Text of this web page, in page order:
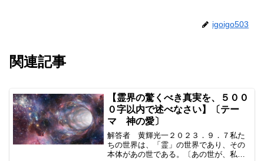
igoigo503
関連記事
【霊界の驚くべき真実を、５００
０字以内で述べなさい】〔テー
マ 神の愛〕
解答者 黄輝光一２０２３．９．７私た
ちの世界は、「霊」の世界であり、その
本体があの世である。〔あの世が、私た